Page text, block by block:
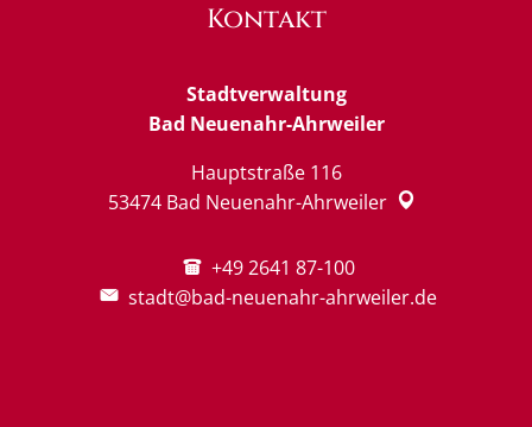
Kontakt
Stadtverwaltung
Bad Neuenahr-Ahrweiler
Hauptstraße 116
53474 Bad Neuenahr-Ahrweiler
+49 2641 87-100
stadt@bad-neuenahr-ahrweiler.de